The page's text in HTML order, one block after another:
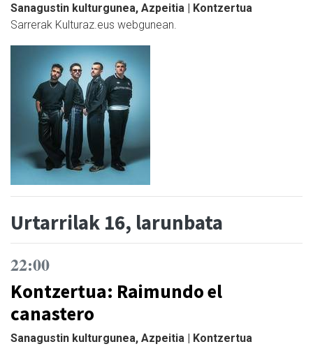
Sanagustin kulturgunea, Azpeitia | Kontzertua
Sarrerak Kulturaz.eus webgunean.
Urtarrilak 16, larunbata
22:00
Kontzertua: Raimundo el
canastero
Sanagustin kulturgunea, Azpeitia | Kontzertua